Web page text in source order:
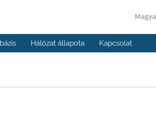
Hálózat állapota Kapcsolat